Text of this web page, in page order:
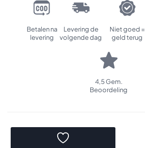
Betalen na
levering
Levering de
volgende dag
Niet goed =
geld terug
4,5 Gem.
Beoordeling